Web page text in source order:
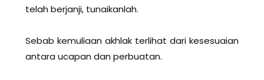
telah berjanji, tunaikanlah.
Sebab kemuliaan akhlak terlihat dari kesesuaian
antara ucapan dan perbuatan.